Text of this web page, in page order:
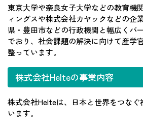
東京大学や奈良女子大学などの教育機
ィングスや株式会社カヤックなどの企
県・豊田市などの行政機関と幅広くパ
でおり、社会課題の解決に向けて産学
整っています。
株式会社Helteの事業内容
株式会社Helteは、日本と世界をつなぐ
います。